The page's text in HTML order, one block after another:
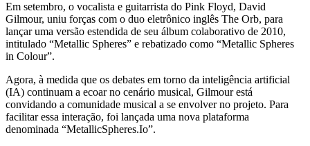
Em setembro, o vocalista e guitarrista do Pink Floyd, David
Gilmour, uniu forças com o duo eletrônico inglês The Orb, para
lançar uma versão estendida de seu álbum colaborativo de 2010,
intitulado “Metallic Spheres” e rebatizado como “Metallic Spheres
in Colour”.
Agora, à medida que os debates em torno da inteligência artificial
(IA) continuam a ecoar no cenário musical, Gilmour está
convidando a comunidade musical a se envolver no projeto. Para
facilitar essa interação, foi lançada uma nova plataforma
denominada “MetallicSpheres.Io”.